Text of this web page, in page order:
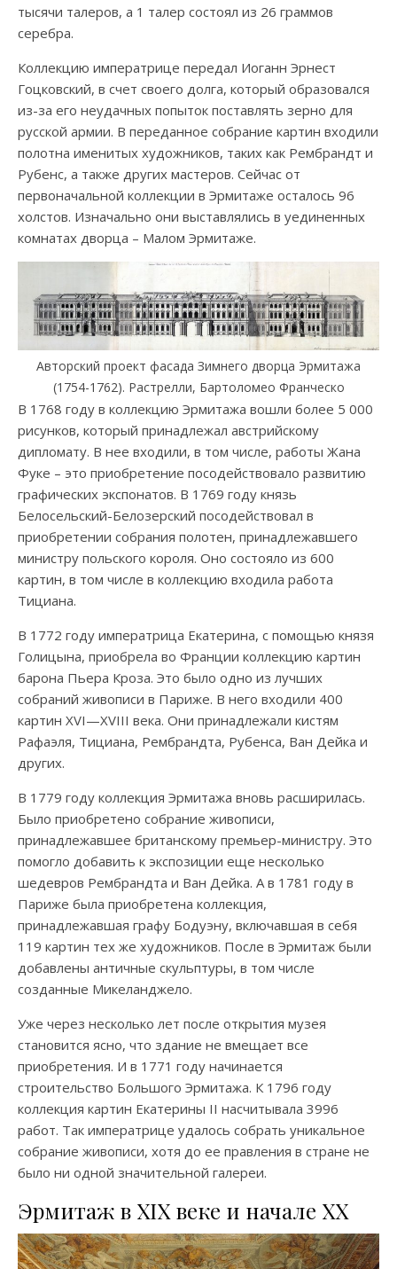
тысячи талеров, а 1 талер состоял из 26 граммов
серебра.
Коллекцию императрице передал Иоганн Эрнест
Гоцковский, в счет своего долга, который образовался
из-за его неудачных попыток поставлять зерно для
русской армии. В переданное собрание картин входили
полотна именитых художников, таких как Рембрандт и
Рубенс, а также других мастеров. Сейчас от
первоначальной коллекции в Эрмитаже осталось 96
холстов. Изначально они выставлялись в уединенных
комнатах дворца – Малом Эрмитаже.
Авторский проект фасада Зимнего дворца Эрмитажа
(1754-1762). Растрелли, Бартоломео Франческо
В 1768 году в коллекцию Эрмитажа вошли более 5 000
рисунков, который принадлежал австрийскому
дипломату. В нее входили, в том числе, работы Жана
Фуке – это приобретение посодействовало развитию
графических экспонатов. В 1769 году князь
Белосельский-Белозерский посодействовал в
приобретении собрания полотен, принадлежавшего
министру польского короля. Оно состояло из 600
картин, в том числе в коллекцию входила работа
Тициана.
В 1772 году императрица Екатерина, с помощью князя
Голицына, приобрела во Франции коллекцию картин
барона Пьера Кроза. Это было одно из лучших
собраний живописи в Париже. В него входили 400
картин XVI—XVIII века. Они принадлежали кистям
Рафаэля, Тициана, Рембрандта, Рубенса, Ван Дейка и
других.
В 1779 году коллекция Эрмитажа вновь расширилась.
Было приобретено собрание живописи,
принадлежавшее британскому премьер-министру. Это
помогло добавить к экспозиции еще несколько
шедевров Рембрандта и Ван Дейка. А в 1781 году в
Париже была приобретена коллекция,
принадлежавшая графу Бодуэну, включавшая в себя
119 картин тех же художников. После в Эрмитаж были
добавлены античные скульптуры, в том числе
созданные Микеланджело.
Уже через несколько лет после открытия музея
становится ясно, что здание не вмещает все
приобретения. И в 1771 году начинается
строительство Большого Эрмитажа. К 1796 году
коллекция картин Екатерины II насчитывала 3996
работ. Так императрице удалось собрать уникальное
собрание живописи, хотя до ее правления в стране не
было ни одной значительной галереи.
Эрмитаж в XIX веке и начале XX